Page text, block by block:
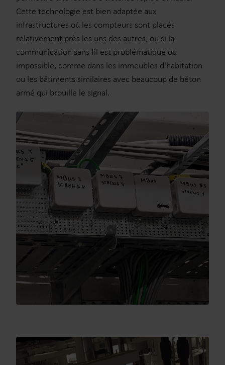
Cette technologie est bien adaptée aux
infrastructures où les compteurs sont placés
relativement près les uns des autres, ou si la
communication sans fil est problématique ou
impossible, comme dans les immeubles d'habitation
ou les bâtiments similaires avec beaucoup de béton
armé qui brouille le signal.